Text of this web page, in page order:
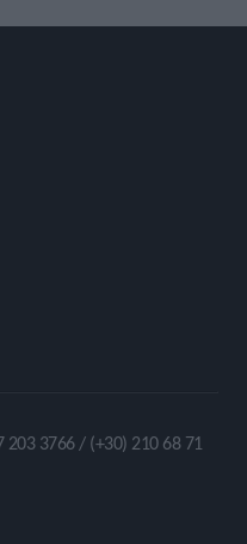
203 3766 / (+30) 210 68 71